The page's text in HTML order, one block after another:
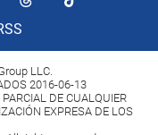
LLC.
2016-06-13
DE CUALQUIER
EXPRESA DE LOS